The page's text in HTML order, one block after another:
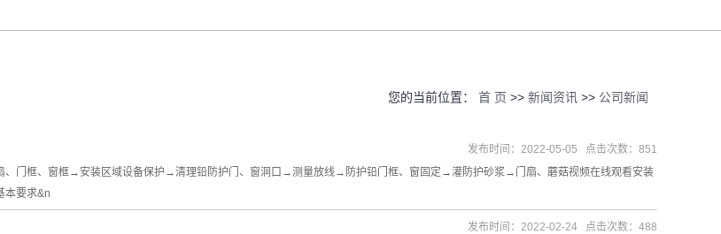
您的当前位置： 首 页 >> 新闻资讯 >> 公司新闻
、门框、窗框→安装区域设备保护→清理铅防护门、窗洞口→测量放线→防护铅门框、窗固定→灌防护砂浆→门扇、蘑菇视频在线观看安装
要求&n
发布时间：2022-05-05 点击次数：851
发布时间：2022-02-24 点击次数：488